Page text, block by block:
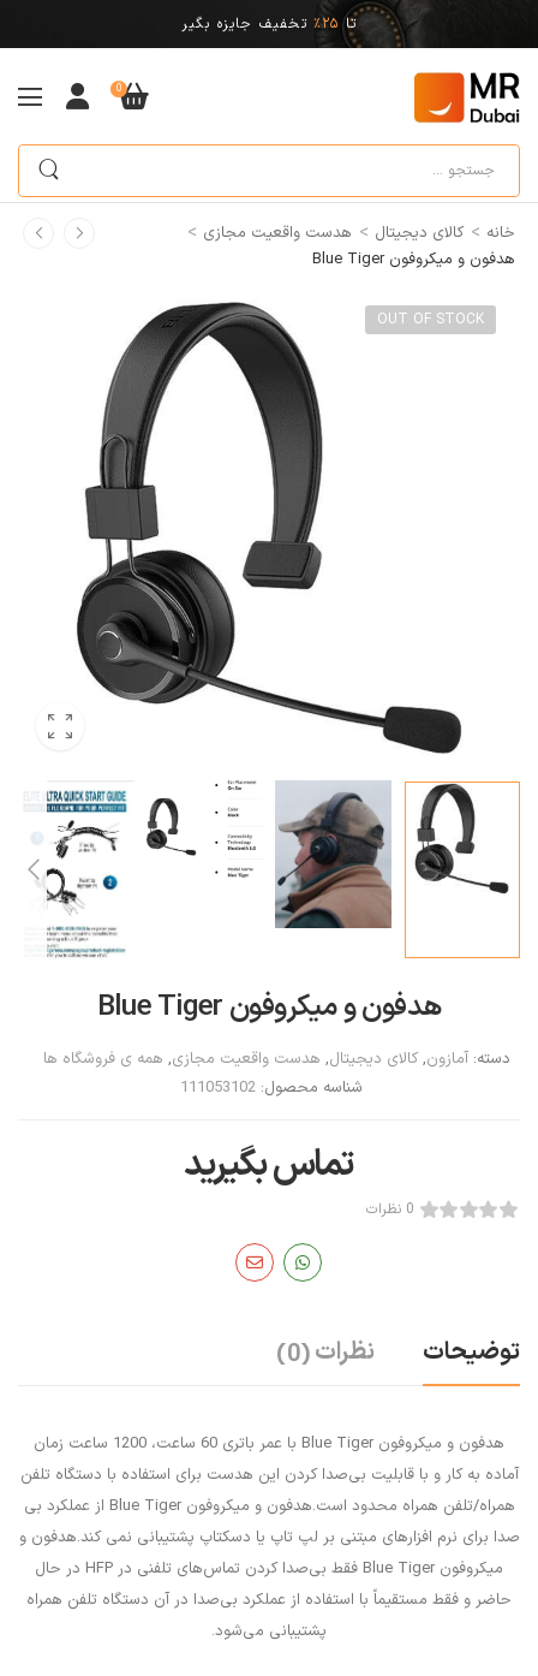
تا 25% تخفیف جایزه بگیر
0
خانه > کالای دیجیتال > هدست واقعیت مجازی >
هدفون و میکروفون Blue Tiger
OUT OF STOCK
هدفون و میکروفون Blue Tiger
دسته: آمازون,کالای دیجیتال, هدست واقعیت مجازی, همه ی فروشگاه ها
شناسه محصول:111053102
تماس بگیرید
0 نظرات
توضیحات نظرات(0)
هدفون و میکروفون Blue Tiger با عمر باتری 60 ساعت، 1200 ساعت زمان
آماده به کار و با قابلیت بی‌صدا کردن این هدست برای استفاده با دستگاه تلفن
همراه/تلفن همراه محدود است.هدفون و میکروفون Blue Tiger از عملکرد بی
صدا برای نرم افزارهای مبتنی بر لپ تاپ یا دسکتاپ پشتیبانی نمی کند.هدفون و
میکروفون Blue Tiger فقط بی‌صدا کردن تماس‌های تلفنی در HFP در حال
حاضر و فقط مستقیماً با استفاده از عملکرد بی‌صدا در آن دستگاه تلفن همراه
پشتیبانی می‌شود.